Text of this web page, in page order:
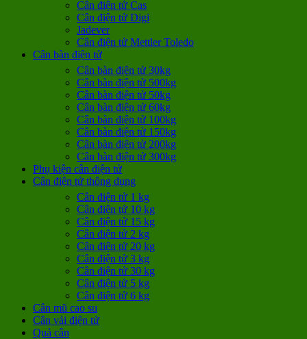
Cân điện tử Cas
Cân điện tử Digi
Jadever
Cân điện tử Mettler Toledo
Cân bàn điện tử
Cân bàn điện tử 30kg
Cân bàn điện tử 500kg
Cân bàn điện tử 50kg
Cân bàn điện tử 60kg
Cân bàn điện tử 100kg
Cân bàn điện tử 150kg
Cân bàn điện tử 200kg
Cân bàn điện tử 300kg
Phụ kiện cân điện tử
Cân điện tử thông dụng
Cân điện tử 1 kg
Cân điện tử 10 kg
Cân điện tử 15 kg
Cân điện tử 2 kg
Cân điện tử 20 kg
Cân điện tử 3 kg
Cân điện tử 30 kg
Cân điện tử 5 kg
Cân điện tử 6 kg
Cân mũ cao su
Cân vải điện tử
Quả cân